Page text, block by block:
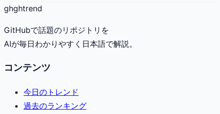
ghghtrend
GitHubで話題のリポジトリを
AIが毎日わかりやすく日本語で解説。
コンテンツ
今日のトレンド
過去のランキング